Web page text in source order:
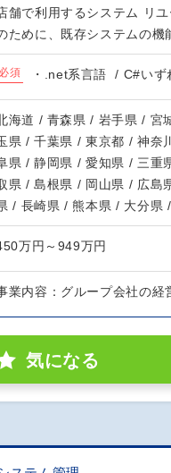
舗で利用するシステム リ
ために、既存システムの機
必須 ・.net系言語 / C#いず
海道 / 青森県 / 岩手県 / 宮
県 / 千葉県 / 東京都 / 神奈
県 / 静岡県 / 愛知県 / 三重
県 / 島根県 / 岡山県 / 広島
/ 長崎県 / 熊本県 / 大分県
万円～949万円
業内容：グループ会社の
気になる